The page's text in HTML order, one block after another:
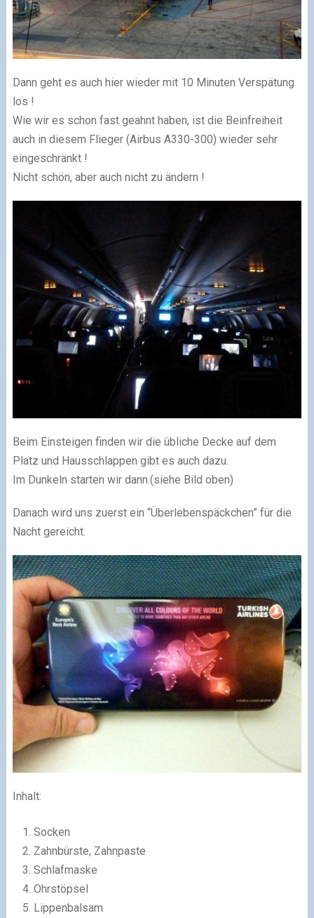
Dann geht es auch hier wieder mit 10 Minuten Verspätung
los !
Wie wir es schon fast geahnt haben, ist die Beinfreiheit
auch in diesem Flieger (Airbus A330-300) wieder sehr
eingeschränkt !
Nicht schön, aber auch nicht zu ändern !
Beim Einsteigen finden wir die übliche Decke auf dem
Platz und Hausschlappen gibt es auch dazu.
Im Dunkeln starten wir dann.(siehe Bild oben)
Danach wird uns zuerst ein “Überlebenspäckchen” für die
Nacht gereicht.
Inhalt:
Socken
Zahnbürste, Zahnpaste
Schlafmaske
Ohrstöpsel
Lippenbalsam